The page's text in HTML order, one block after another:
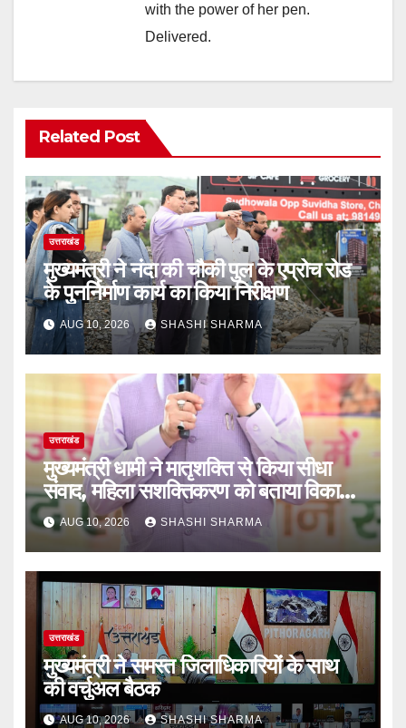
with the power of her pen.
Delivered.
Related Post
उत्तराखंड
मुख्यमंत्री ने नंदा की चौकी पुल के एप्रोच रोड
के पुनर्निर्माण कार्य का किया निरीक्षण
AUG 10, 2026 SHASHI SHARMA
उत्तराखंड
मुख्यमंत्री धामी ने मातृशक्ति से किया सीधा
संवाद, महिला सशक्तिकरण को बताया विकास
का आधार
AUG 10, 2026 SHASHI SHARMA
उत्तराखंड
मुख्यमंत्री ने समस्त जिलाधिकारियों के साथ
की वर्चुअल बैठक
AUG 10, 2026 SHASHI SHARMA